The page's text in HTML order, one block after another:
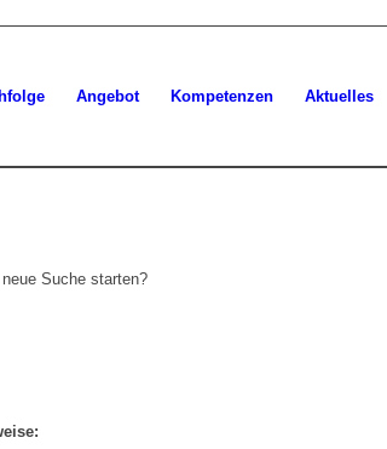
Angebot Kompetenzen Aktuelles
Suche starten?